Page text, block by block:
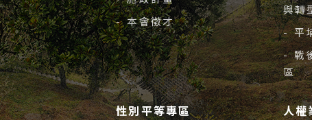
- 本會徵才
與轉
- 平
- 戰
區
性別平等專區 人權